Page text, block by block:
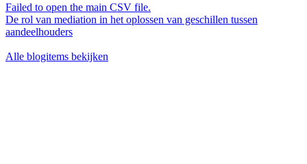
Failed to open the main CSV file.
De rol van mediation in het oplossen van geschillen tussen
aandeelhouders
Alle blogitems bekijken